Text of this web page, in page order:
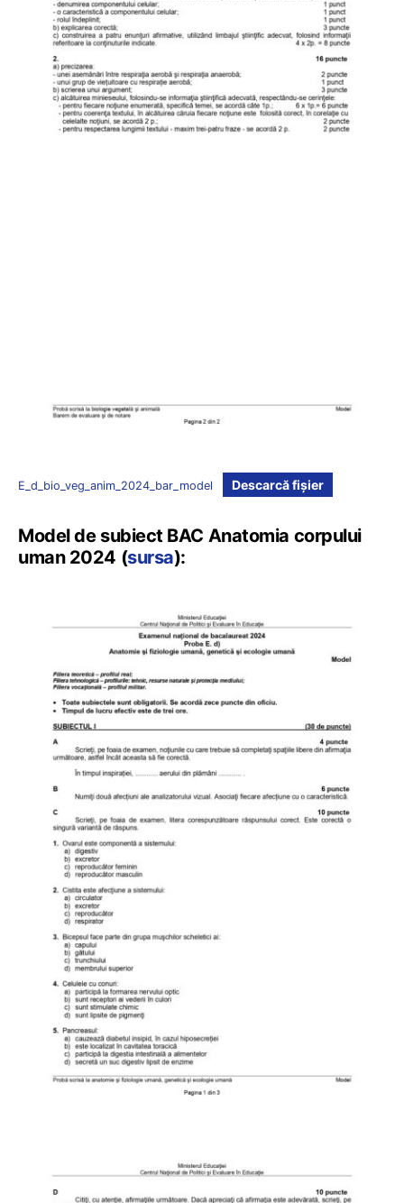
E_d_bio_veg_anim_2024_bar_model Descarcă fișier
Model de subiect BAC Anatomia corpului
uman 2024 (sursa):